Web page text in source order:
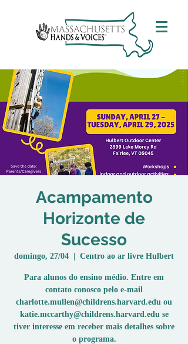
Acampamento
Horizonte de
Sucesso
domingo, 27/04 Centro ao ar livre Hulbert
Para alunos do ensino médio. Entre em
contato conosco pelo e-mail
charlotte.mullen@childrens.harvard.edu ou
katie.mccarthy@childrens.harvard.edu se
tiver interesse em receber mais detalhes sobre
o programa.